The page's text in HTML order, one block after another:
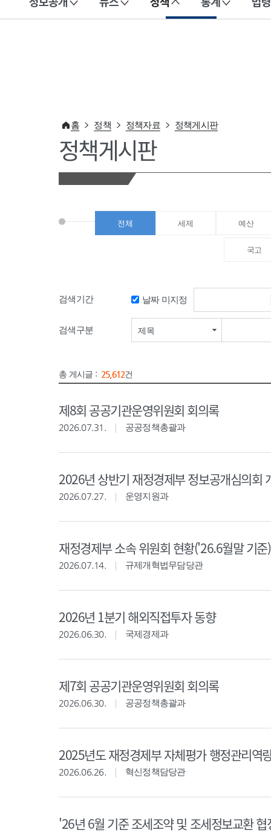
이 누리집은 대한민국 공식 전자정부 누리집입니다.
홈 정책 정책자료 정책게시판
정책게시판
전체 세제 예산
국고
검색기간 날짜 미지정
검색구분 제목
총 게시글 : 25,612건
제8회 공공기관운영위원회 회의록
2026.07.31. 공공정책총괄과
2026년 상반기 재정경제부 정보공개심의회
2026.07.27. 운영지원과
재정경제부 소속 위원회 현황('26.6월말 기준)
2026.07.14. 규제개혁법무담당관
2026년 1분기 해외직접투자 동향
2026.06.30. 국제경제과
제7회 공공기관운영위원회 회의록
2026.06.30. 공공정책총괄과
2025년도 재정경제부 자체평가 행정관리역
2026.06.26. 혁신정책담당관
'26년 6월 기준 조세조약 및 조세정보교환